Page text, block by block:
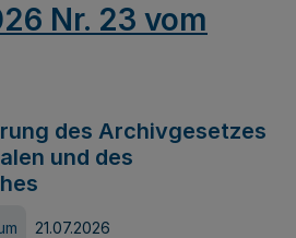
Nr. 23 vom
des Archivgesetzes
und des
21.07.2026